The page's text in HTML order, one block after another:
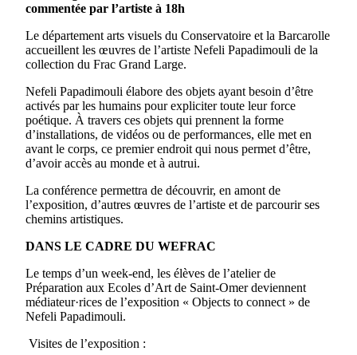
commentée par l’artiste à 18h
Le département arts visuels du Conservatoire et la Barcarolle
accueillent les œuvres de l’artiste Nefeli Papadimouli de la
collection du Frac Grand Large.
Nefeli Papadimouli élabore des objets ayant besoin d’être
activés par les humains pour expliciter toute leur force
poétique. À travers ces objets qui prennent la forme
d’installations, de vidéos ou de performances, elle met en
avant le corps, ce premier endroit qui nous permet d’être,
d’avoir accès au monde et à autrui.
La conférence permettra de découvrir, en amont de
l’exposition, d’autres œuvres de l’artiste et de parcourir ses
chemins artistiques.
DANS LE CADRE DU WEFRAC
Le temps d’un week-end, les élèves de l’atelier de
Préparation aux Ecoles d’Art de Saint-Omer deviennent
médiateur·rices de l’exposition « Objects to connect » de
Nefeli Papadimouli.
Visites de l’exposition :